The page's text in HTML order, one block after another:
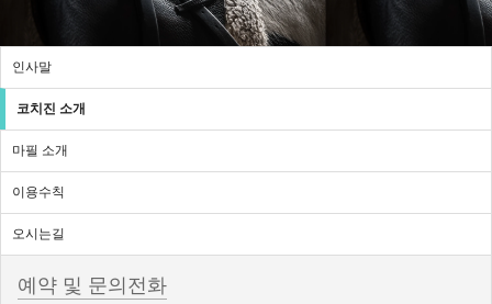
인사말
코치진 소개
마필 소개
이용수칙
오시는길
예약 및 문의전화